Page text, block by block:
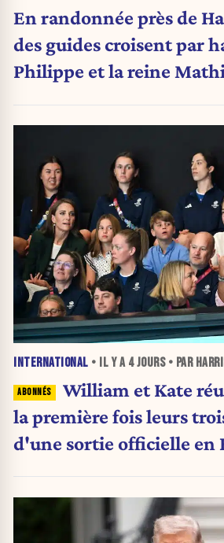
En randonnée près de
des guides croisent par hasard le roi
Philippe et la reine
INTERNATIONAL • IL Y A 4 JOURS• PAR
William et Kate
la première fois leurs
d'une sortie officielle en